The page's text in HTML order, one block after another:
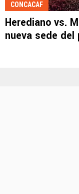
CONCACAF
Herediano vs.
nueva sede del